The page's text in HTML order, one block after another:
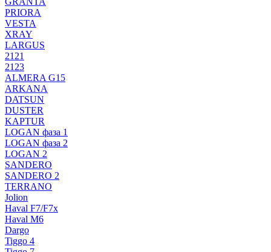
PRIORA
VESTA
XRAY
LARGUS
2121
2123
ALMERA G15
ARKANA
DATSUN
DUSTER
KAPTUR
LOGAN фаза 1
LOGAN фаза 2
LOGAN 2
SANDERO
SANDERO 2
TERRANO
Jolion
Haval F7/F7x
Haval M6
Dargo
Tiggo 4